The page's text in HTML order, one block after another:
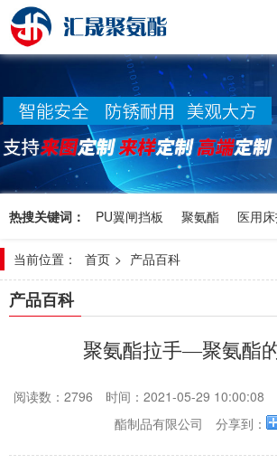
热搜关键词： PU翼闸挡板 聚氨酯 医用
当前位置： 首页 > 产品百科
产品百科
聚氨酯拉手—聚氨酯
阅读数：2796 时间：2021-05-29 10:00:08
酯制品有限公司
分享到：